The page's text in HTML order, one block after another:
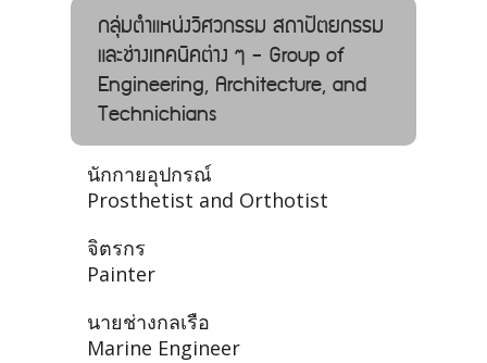
กลุ่มตำแหน่งวิศวกรรม สถาปัตยกรรม
และช่างเทคนิคต่าง ๆ - Group of
Engineering, Architecture, and
Technichians
นักกายอุปกรณ์
Prosthetist and Orthotist
จิตรกร
Painter
นายช่างกลเรือ
Marine Engineer